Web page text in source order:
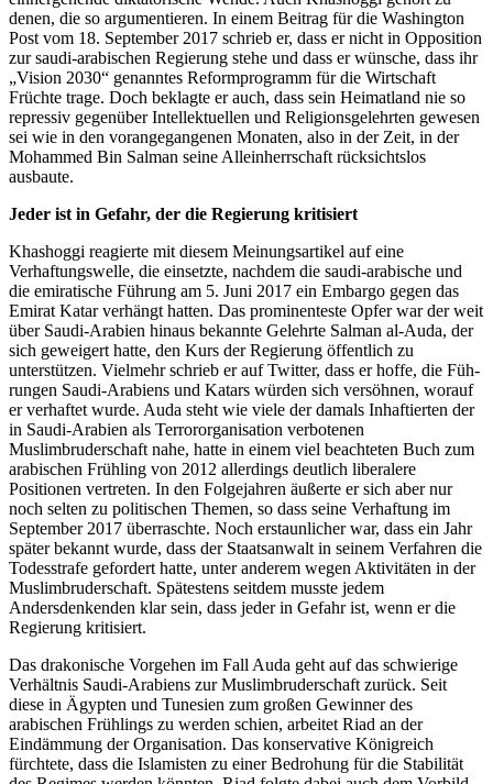
denen, die so argumentieren. In einem Beitrag für die Washington
Post vom 18. September 2017 schrieb er, dass er nicht in Opposition
zur saudi-arabischen Regierung stehe und dass er wünsche, dass ihr
„Vision 2030“ genanntes Reformprogramm für die Wirtschaft
Früchte trage. Doch beklagte er auch, dass sein Heimatland nie so
repressiv gegen­über Intellektuellen und Religionsgelehrten gewesen
sei wie in den vorangegangenen Monaten, also in der Zeit, in der
Mohammed Bin Salman seine Alleinherrschaft rück­sichts­los
ausbaute.
Jeder ist in Gefahr, der die Regierung kritisiert
Khashoggi reagierte mit diesem Meinungsartikel auf eine
Verhaftungswelle, die einsetzte, nachdem die saudi-arabische und
die emiratische Führung am 5. Juni 2017 ein Embargo gegen das
Emirat Katar verhängt hatten. Das prominenteste Opfer war der weit
über Saudi-Arabien hinaus bekannte Gelehrte Salman al-Auda, der
sich geweigert hatte, den Kurs der Regierung öffentlich zu
unterstützen. Vielmehr schrieb er auf Twitter, dass er hoffe, die Füh­
rungen Saudi-Arabiens und Katars würden sich versöhnen, worauf
er verhaftet wurde. Auda steht wie viele der damals Inhaftierten der
in Saudi-Arabien als Terrororganisation verbotenen
Muslimbruderschaft nahe, hatte in einem viel beachteten Buch zum
arabischen Frühling von 2012 allerdings deutlich liberalere
Positionen vertreten. In den Folgejahren äußerte er sich aber nur
noch selten zu politischen Themen, so dass seine Verhaftung im
September 2017 überraschte. Noch erstaunlicher war, dass ein Jahr
später bekannt wurde, dass der Staatsanwalt in seinem Verfahren die
Todesstrafe gefordert hatte, unter anderem wegen Aktivitäten in der
Muslimbruderschaft. Spätestens seitdem musste jedem
Andersdenkenden klar sein, dass jeder in Gefahr ist, wenn er die
Regierung kritisiert.
Das drakonische Vorgehen im Fall Auda geht auf das schwierige
Verhältnis Saudi-Arabiens zur Muslimbruderschaft zurück. Seit
diese in Ägypten und Tunesien zum großen Gewinner des
arabischen Frühlings zu werden schien, arbeitet Riad an der
Eindämmung der Orga­nisation. Das konservative Königreich
fürchtete, dass die Islamisten zu einer Bedrohung für die Stabilität